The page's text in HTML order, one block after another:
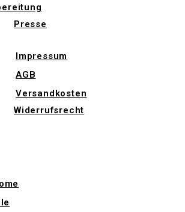
Presse
Impressum
AGB
Versandkosten
Widerrufsrecht